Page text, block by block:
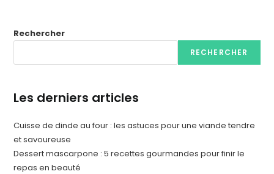
Rechercher
RECHERCHER
Les derniers articles
Cuisse de dinde au four : les astuces pour une viande tendre
et savoureuse
Dessert mascarpone : 5 recettes gourmandes pour finir le
repas en beauté